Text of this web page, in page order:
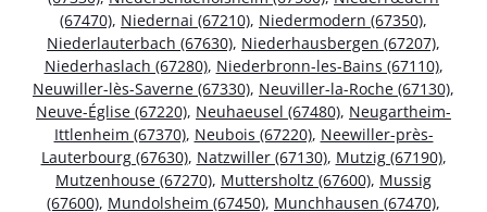
(67470), Niedernai (67210), Niedermodern (67350),
Niederlauterbach (67630), Niederhausbergen (67207),
Niederhaslach (67280), Niederbronn-les-Bains (67110),
Neuwiller-lès-Saverne (67330), Neuviller-la-Roche (67130),
Neuve-Église (67220), Neuhaeusel (67480), Neugartheim-
Ittlenheim (67370), Neubois (67220), Neewiller-près-
Lauterbourg (67630), Natzwiller (67130), Mutzig (67190),
Mutzenhouse (67270), Muttersholtz (67600), Mussig
(67600), Mundolsheim (67450), Munchhausen (67470),